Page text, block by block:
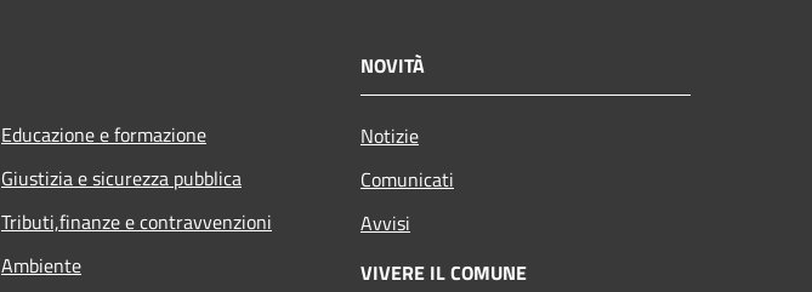
Educazione e formazione
Giustizia e sicurezza pubblica
Tributi,finanze e contravvenzioni
Ambiente
NOVITÀ
Notizie
Comunicati
Avvisi
VIVERE IL COMUNE